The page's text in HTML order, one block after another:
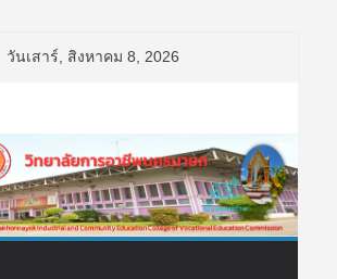
วันเสาร์, สิงหาคม 8, 2026